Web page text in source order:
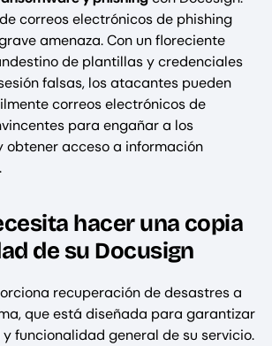
correos electrónicos de phishing
amenaza. Con un floreciente
de plantillas y credenciales
falsas, los atacantes pueden
correos electrónicos de
para engañar a los
obtener acceso a información
hacer una copia
de su Docusign
recuperación de desastres a
que está diseñada para garantizar
funcionalidad general de su servicio.